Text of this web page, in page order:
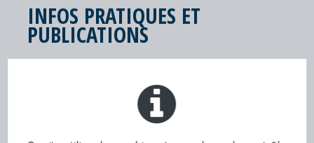
INFOS PRATIQUES ET
PUBLICATIONS
Lettres d'infos - Newsletters